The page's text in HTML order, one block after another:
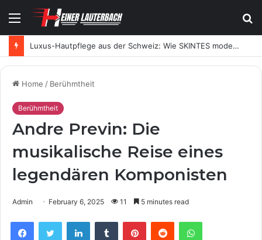
Menu
Luxus-Hautpflege aus der Schweiz: Wie SKINTES moderne Skincare neu definiert
Home / Berühmtheit
Berühmtheit
Andre Previn: Die
musikalische Reise eines
legendären Komponisten
Admin February 6, 2025 11 5 minutes read
FacebookTwitter LinkedInTumblr PinterestReddit WhatsApp